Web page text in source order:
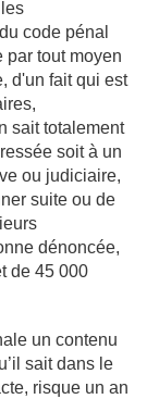
code pénal
par tout moyen
d'un fait qui est
sait totalement
soit à un
ou judiciaire,
suite ou de
dénoncée,
de 45 000
un contenu
sait dans le
risque un an